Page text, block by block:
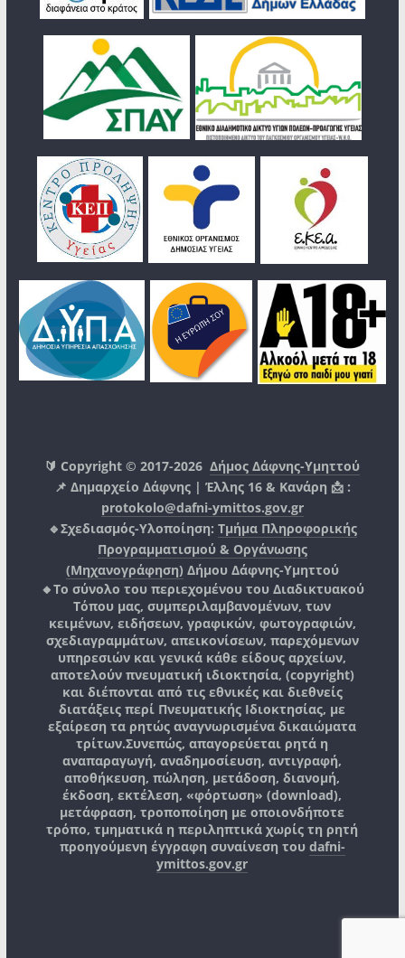
🔰 Copyright © 2017-2026Δήμος Δάφνης-Υμηττού
📌 Δημαρχείο Δάφνης | Έλλης 16 & Κανάρη 📩 :
protokolo@dafni-ymittos.gov.gr
🔹Σχεδιασμός-Υλοποίηση: Τμήμα Πληροφορικής
Προγραμματισμού & Οργάνωσης
(Μηχανογράφηση) Δήμου Δάφνης-Υμηττού
🔸Το σύνολο του περιεχομένου του Διαδικτυακού
Τόπου μας, συμπεριλαμβανομένων, των
κειμένων, ειδήσεων, γραφικών, φωτογραφιών,
σχεδιαγραμμάτων, απεικονίσεων, παρεχόμενων
υπηρεσιών και γενικά κάθε είδους αρχείων,
αποτελούν πνευματική ιδιοκτησία, (copyright)
και διέπονται από τις εθνικές και διεθνείς
διατάξεις περί Πνευματικής Ιδιοκτησίας, με
εξαίρεση τα ρητώς αναγνωρισμένα δικαιώματα
τρίτων.Συνεπώς, απαγορεύεται ρητά η
αναπαραγωγή, αναδημοσίευση, αντιγραφή,
αποθήκευση, πώληση, μετάδοση, διανομή,
έκδοση, εκτέλεση, «φόρτωση» (download),
μετάφραση, τροποποίηση με οποιονδήποτε
τρόπο, τμηματικά η περιληπτικά χωρίς τη ρητή
προηγούμενη έγγραφη συναίνεση του dafni-
ymittos.gov.gr